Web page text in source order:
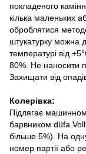
покладеного
кілька маленьких
оброблятися
штукатурку можна
температурі від
80%. Не наносити
Захищати від
Колерівка:
Підлягає
барвником düfa
більше 5%). На
номер партії або